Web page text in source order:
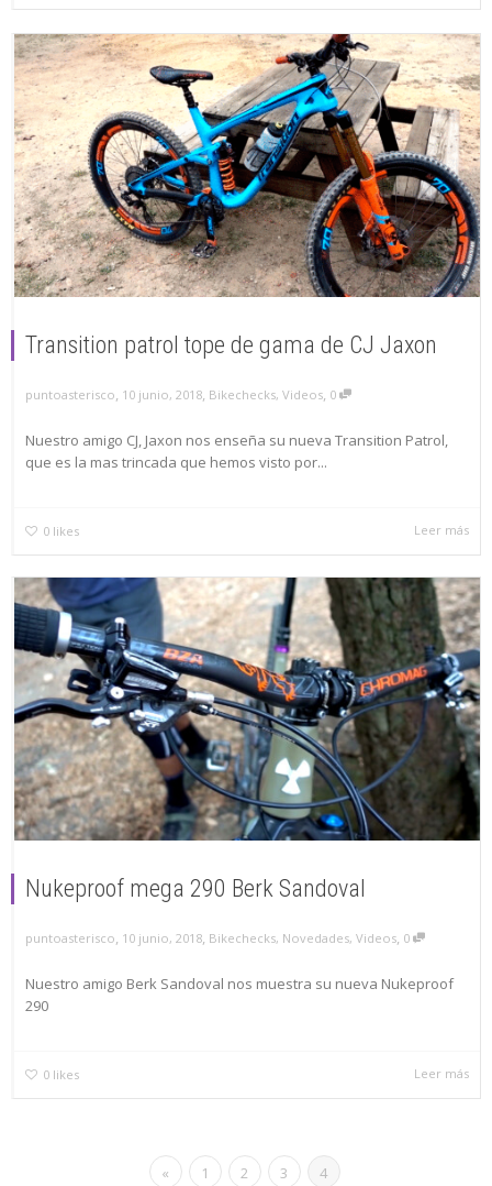
Transition patrol tope de gama de CJ Jaxon
puntoasterisco 10 junio, 2018 Bikechecks, Videos 0
Nuestro amigo CJ, Jaxon nos enseña su nueva Transition Patrol,
que es la mas trincada que hemos visto por...
0 likes Leer más
Nukeproof mega 290 Berk Sandoval
puntoasterisco 10 junio, 2018 Bikechecks, Novedades, Videos 0
Nuestro amigo Berk Sandoval nos muestra su nueva Nukeproof
290
0 likes Leer más
« 1 2 3 4